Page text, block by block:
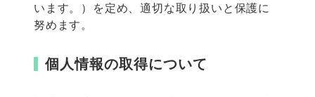
います。）を定め、適切な取り扱いと保護に
努めます。
個人情報の取得について